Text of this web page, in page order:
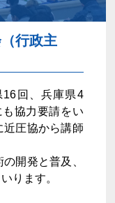
行政主
16回、兵庫県4
協力要請をい
近圧協から講師
開発と普及、
ります。